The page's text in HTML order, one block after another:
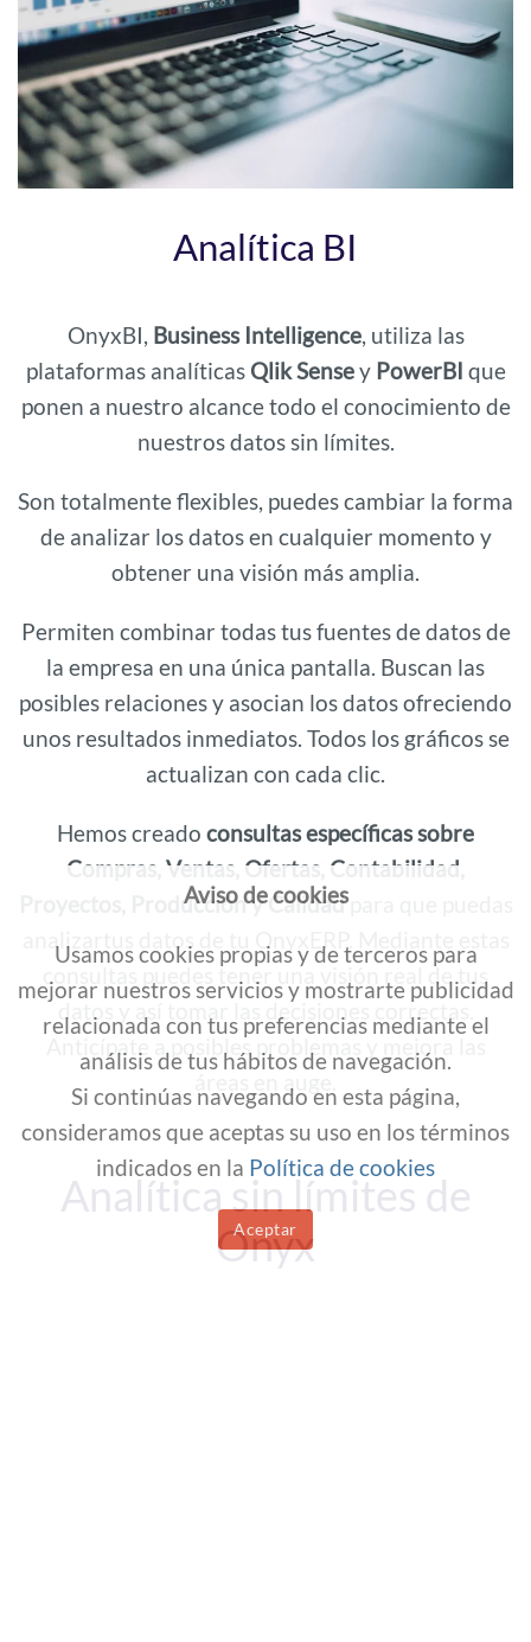
Analítica BI
OnyxBI, Business Intelligence, utiliza las
plataformas analíticas Qlik Sensey PowerBI que
ponen a nuestro alcance todo el conocimiento de
nuestros datos sin límites.
Son totalmente flexibles, puedes cambiar la forma
de analizar los datos en cualquier momento y
obtener una visión más amplia.
Permiten combinar todas tus fuentes de datos de
la empresa en una única pantalla. Buscan las
posibles relaciones y asocian los datos ofreciendo
unos resultados inmediatos. Todos los gráficos se
actualizan con cada clic.
Hemos creado consultas específicas sobre
Compras, Ventas, Ofertas, Contabilidad,
Proyectos, Producción y Calidadpara que puedas
analizartus datos de tu OnyxERP. Mediante estas
consultas puedes tener una visión real de tus
datos y así tomar las decisiones correctas.
Anticípate a posibles problemas y mejora las
áreas en auge.
Analítica sin límites de
Onyx
Aviso de cookies
Usamos cookies propias y de terceros para
mejorar nuestros servicios y mostrarte publicidad
relacionada con tus preferencias mediante el
análisis de tus hábitos de navegación.
Si continúas navegando en esta página,
consideramos que aceptas su uso en los términos
indicados en la Política de cookies
Aceptar